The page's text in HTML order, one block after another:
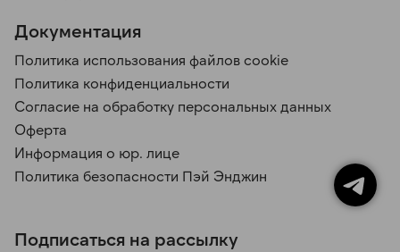
Документация
Политика использования файлов cookie
Политика конфиденциальности
Согласие на обработку персональных данных
Оферта
Информация о юр. лице
Политика безопасности Пэй Энджин
Подписаться на рассылку